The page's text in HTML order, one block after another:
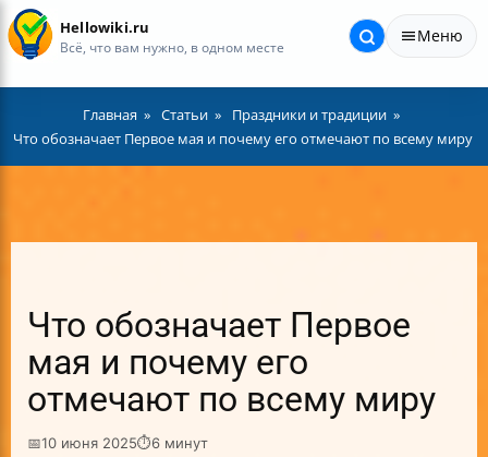
Hellowiki.ru
Всё, что вам нужно, в одном месте
Меню
Главная Статьи
Праздники и традиции
Что обозначает Первое мая и почему его отмечают по всему миру
Что обозначает Первое
мая и почему его
отмечают по всему миру
📅10 июня 2025⏱6 минут